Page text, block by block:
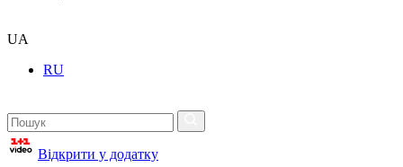
UA
RU
Відкрити у додатку